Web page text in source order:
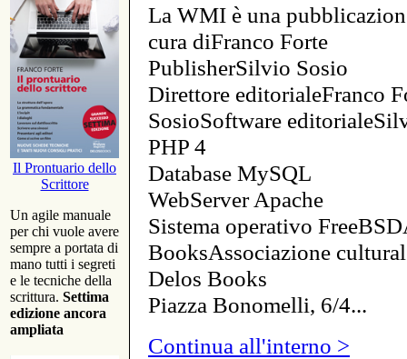
Il Prontuario dello
Scrittore
Un agile manuale
per chi vuole avere
sempre a portata di
mano tutti i segreti
e le tecniche della
scrittura. Settima
edizione ancora
ampliata
La WMI è una
cura diFranco Forte
PublisherSilvio Sosio
Direttore editorialeFranco
SosioSoftware
PHP 4
Database MySQL
WebServer Apache
Sistema operativo
BooksAssociazione
Delos Books
Piazza Bonomelli, 6/4...
Continua all'interno >